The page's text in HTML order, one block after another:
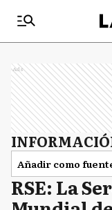
Ads
Añadir como
RSE: La